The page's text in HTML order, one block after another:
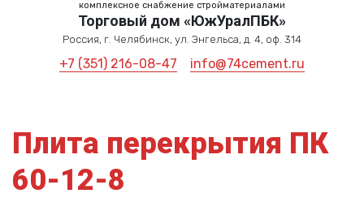
комплексное снабжение стройматериалами
Торговый дом «ЮжУралПБК»
Россия, г. Челябинск, ул. Энгельса, д. 4, оф. 314
+7 (351) 216-08-47 info@74cement.ru
Плита перекрытия ПК
60-12-8